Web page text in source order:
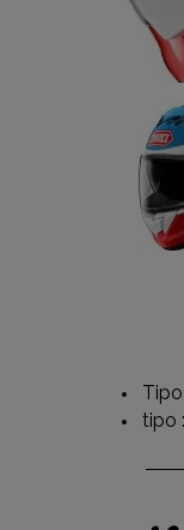
tipo